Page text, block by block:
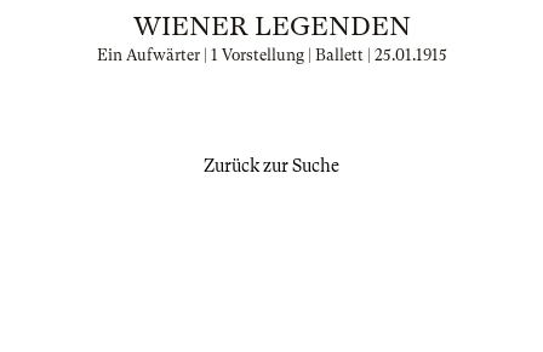
WIENER LEGENDEN
Ein Aufwärter | 1 Vorstellung | Ballett | 25.01.1915
Zurück zur Suche